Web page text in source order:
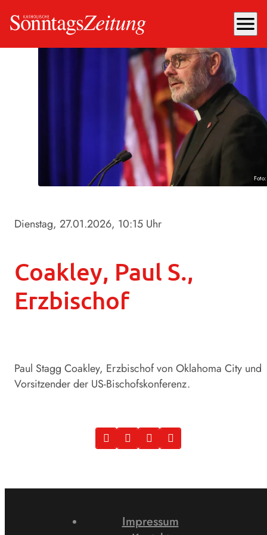
menu
Dienstag, 27.01.2026, 10:15 Uhr
Coakley, Paul S.,
Erzbischof
Paul Stagg Coakley, Erzbischof von Oklahoma City und
Vorsitzender der US-Bischofskonferenz.
Impressum